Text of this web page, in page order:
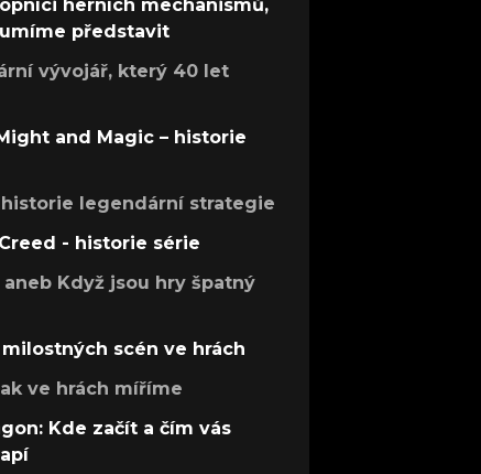
herních mechanismů,
představit
vývojář, který 40 let
and Magic – historie
historie legendární strategie
- historie série
Když jsou hry špatný
scén ve hrách
ve hrách míříme
Kde začít a čím vás